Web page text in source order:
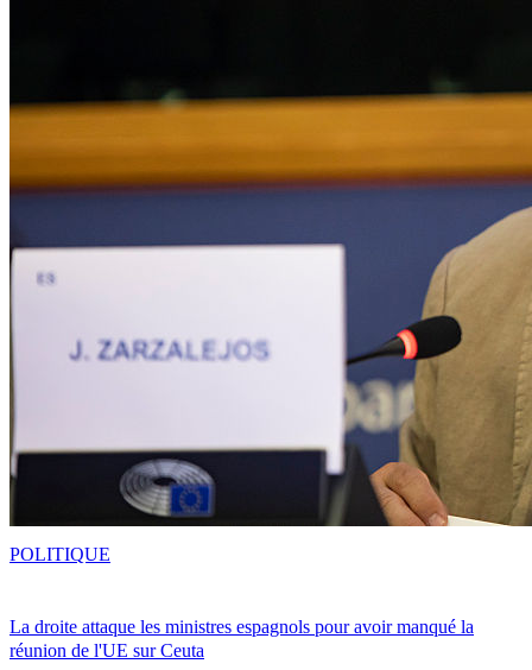
La droite attaque les ministres espagnols pour avoir manqué la
réunion de l'UE sur Ceuta
POLITIQUE